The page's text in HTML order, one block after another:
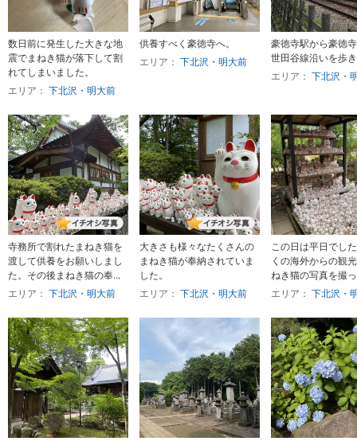
数日前に発生した大きな地
震でまねき猫が落下して割
れてしまいました。
エリア： 下北沢・明大前
供養すべく豪徳寺へ。
エリア： 下北沢・明大前
豪徳寺駅から豪徳
世田谷線沿いを歩
エリア： 下北沢・
寺務所で割れたまねき猫を
渡して供養をお願いしまし
た。その後まねき猫の奉...
エリア： 下北沢・明大前
大きさも様々なたくさんの
まねき猫が奉納されていま
した。
エリア： 下北沢・明大前
この日は平日でし
くの海外からの観
ねき猫の写真を撮
エリア： 下北沢・